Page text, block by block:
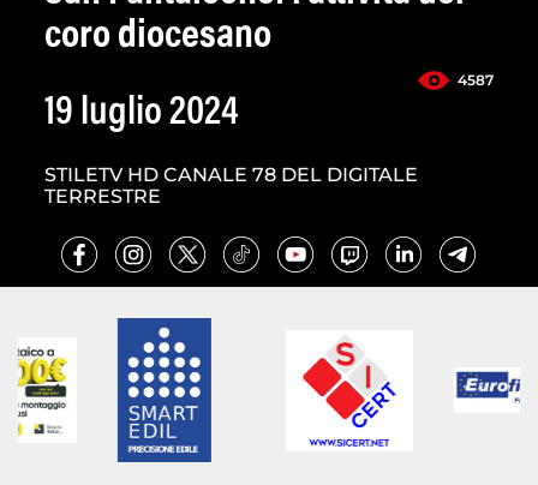
coro diocesano
4587
19 luglio 2024
STILETV HD CANALE 78 DEL DIGITALE
TERRESTRE